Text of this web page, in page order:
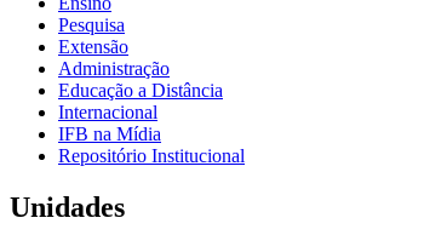
Pesquisa
Extensão
Administração
Educação a Distância
Internacional
IFB na Mídia
Repositório Institucional
Unidades